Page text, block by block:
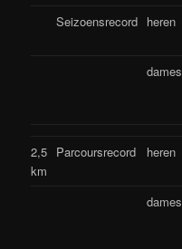
Seizoensrecord heren
dames
2,5
km
Parcoursrecord heren
dames